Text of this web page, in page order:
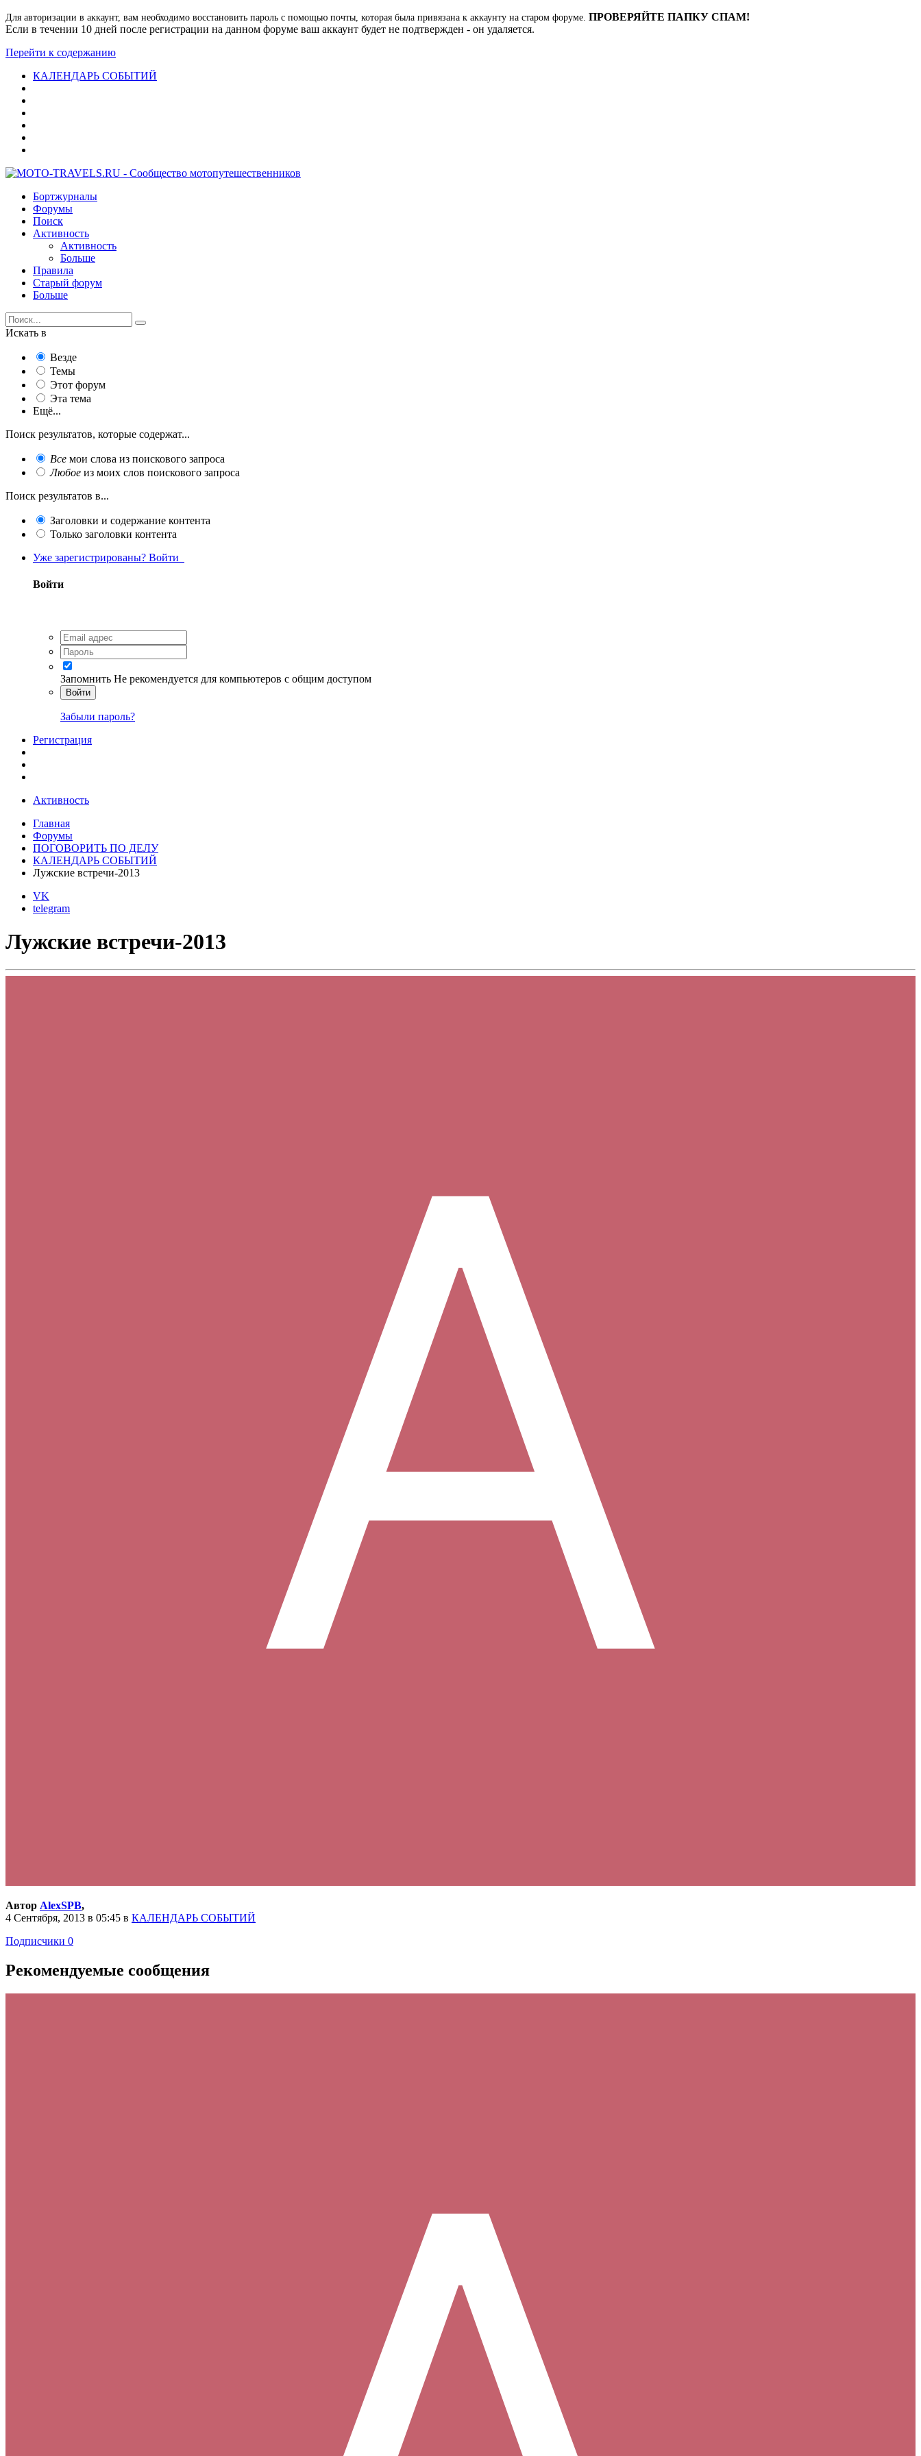
Для авторизации в аккаунт, вам необходимо восстановить пароль с помощью почты, которая была привязана к аккаунту на старом форуме. ПРОВЕРЯЙТЕ ПАПКУ СПАМ!
Если в течении 10 дней после регистрации на данном форуме ваш аккаунт будет не подтвержден - он удаляется.
Перейти к содержанию
КАЛЕНДАРЬ СОБЫТИЙ
Бортжурналы
Форумы
Поиск
Активность
Активность
Больше
Правила
Старый форум
Больше
Искать в
Везде
Темы
Этот форум
Эта тема
Ещё...
Поиск результатов, которые содержат...
Все мои слова из поискового запроса
Любое из моих слов поискового запроса
Поиск результатов в...
Заголовки и содержание контента
Только заголовки контента
Уже зарегистрированы? Войти
Войти
Запомнить Не рекомендуется для компьютеров с общим доступом
Войти
Забыли пароль?
Регистрация
Активность
Главная
Форумы
ПОГОВОРИТЬ ПО ДЕЛУ
КАЛЕНДАРЬ СОБЫТИЙ
Лужские встречи-2013
VK
telegram
Лужские встречи-2013
Автор AlexSPB,
4 Сентября, 2013 в 05:45 в КАЛЕНДАРЬ СОБЫТИЙ
Подписчики 0
Рекомендуемые сообщения